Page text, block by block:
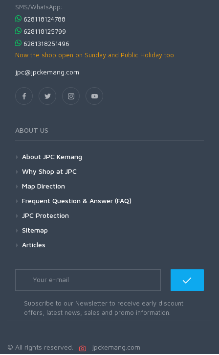
SMS/WhatsApp:
628118124788
628118125799
6281318251496
Now the shop open on Sunday and Public Holiday too
jpc@jpckemang.com
ABOUT US
About JPC Kemang
Why Shop at JPC
Map Direction
Frequent Question & Answer (FAQ)
JPC Protection
Sitemap
Articles
Subscribe to our Newsletter to receive early discount
offers, latest news, sales and promo information.
© All rights reserved. jpckemang.com